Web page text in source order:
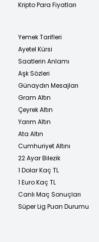
Kripto Para Fiyatları
Yemek Tarifleri
Ayetel Kürsi
Saatlerin Anlamı
Aşk Sözleri
Günaydın Mesajları
Gram Altın
Çeyrek Altın
Yarım Altın
Ata Altın
Cumhuriyet Altını
22 Ayar Bilezik
1 Dolar Kaç TL
1 Euro Kaç TL
Canlı Maç Sonuçları
Süper Lig Puan Durumu